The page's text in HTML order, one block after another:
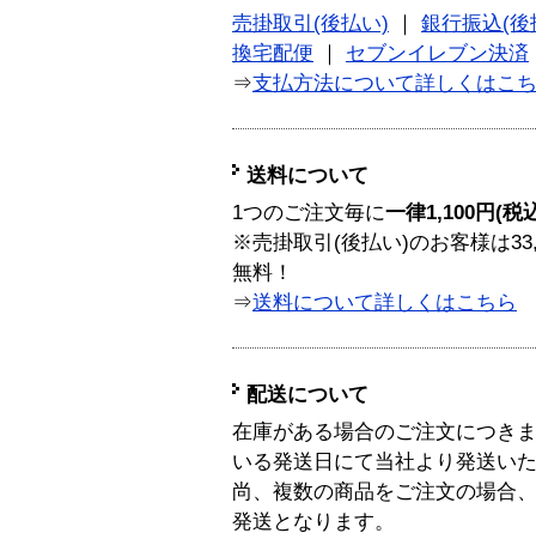
売掛取引(後払い)
銀行振込(後
換宅配便
セブンイレブン決済
⇒支払方法について詳しくはこ
送料について
1つのご注文毎に一律1,100円(税
※売掛取引(後払い)のお客様は
無料！
⇒送料について詳しくはこちら
配送について
在庫がある場合のご注文につき
いる発送日にて当社より発送い
尚、複数の商品をご注文の場合
発送となります。